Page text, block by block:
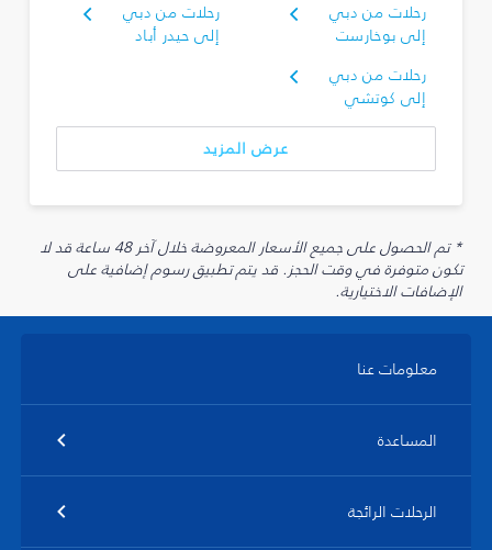
رحلات من دبي
إلى بوخارست
رحلات من دبي
إلى حيدر أباد
رحلات من دبي
إلى كوتشي
عرض المزيد
* تم الحصول على جميع الأسعار المعروضة خلال آخر 48 ساعة قد لا
تكون متوفرة في وقت الحجز. قد يتم تطبيق رسوم إضافية على
الإضافات الاختيارية.
معلومات عنا
المساعدة
الرحلات الرائجة